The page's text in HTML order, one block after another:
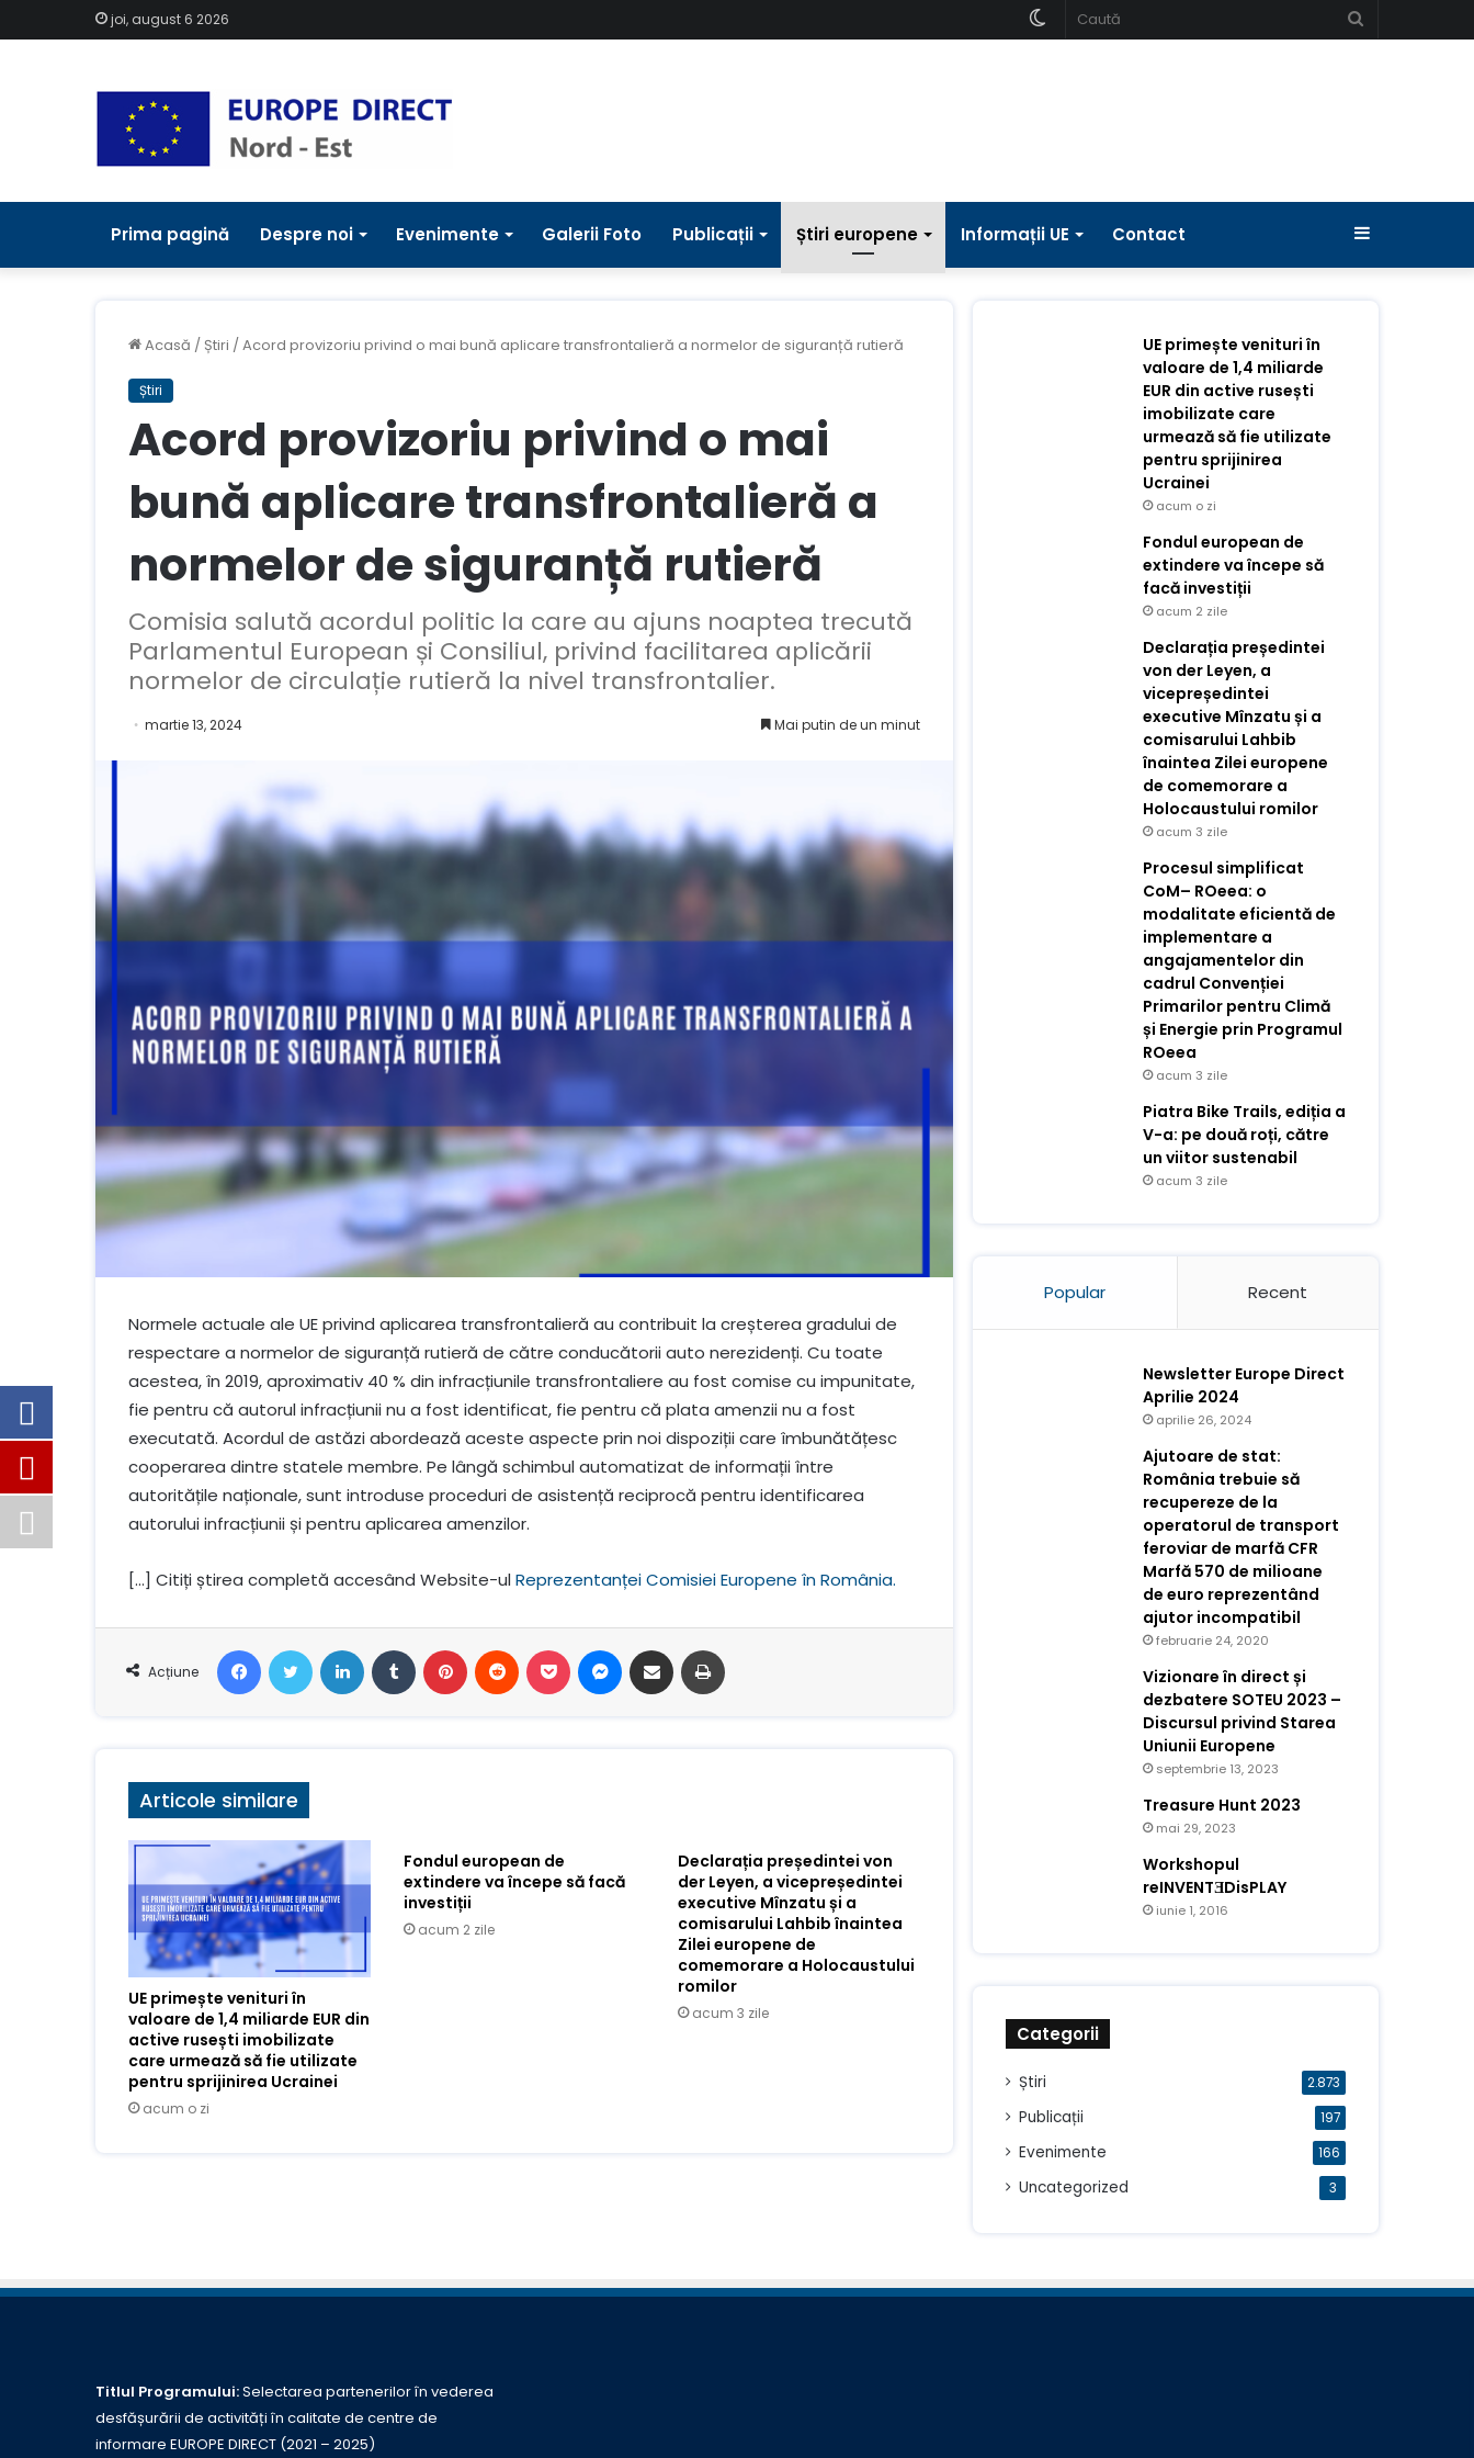
joi, august 6 2026
Schimbați
Prima pagină Despre noi Evenimente Galerii Foto Publicații Știri europene Informații UE Contact Bara
Acasă / Știri /Acord provizoriu privind o mai bună aplicare transfrontalieră a normelor de siguranță rutieră
Știri
Acord provizoriu privind o mai
bună aplicare transfrontalieră a
normelor de siguranță rutieră
Comisia salută acordul politic la care au ajuns noaptea trecută
Parlamentul European și Consiliul, privind facilitarea aplicării
normelor de circulație rutieră la nivel transfrontalier.
martie 13, 2024 Mai putin de un minut
Normele actuale ale UE privind aplicarea transfrontalieră au contribuit la creșterea gradului de
respectare a normelor de siguranță rutieră de către conducătorii auto nerezidenți. Cu toate
acestea, în 2019, aproximativ 40 % din infracțiunile transfrontaliere au fost comise cu impunitate,
fie pentru că autorul infracțiunii nu a fost identificat, fie pentru că plata amenzii nu a fost
executată. Acordul de astăzi abordează aceste aspecte prin noi dispoziții care îmbunătățesc
cooperarea dintre statele membre. Pe lângă schimbul automatizat de informații între
autoritățile naționale, sunt introduse proceduri de asistență reciprocă pentru identificarea
autorului infracțiunii și pentru aplicarea amenzilor.
[…] Citiți știrea completă accesând Website-ulReprezentanței Comisiei Europene în România.
Acțiune
FacebookStare de nervozitateLinkedIn Tumblr Pinterest Reddit Buzunar Mesager Distribuie prin e-mail
Articole similare
UE primește venituri în
valoare de 1,4 miliarde EUR din
active rusești imobilizate
care urmează să fie utilizate
pentru sprijinirea Ucrainei
acum o zi
Fondul european de
extindere va începe să facă
investiții
acum 2 zile
Declarația președintei von
der Leyen, a vicepreședintei
executive Mînzatu și a
comisarului Lahbib înaintea
Zilei europene de
comemorare a Holocaustului
romilor
acum 3 zile
UE primește venituri în
valoare de 1,4 miliarde
EUR din active rusești
imobilizate care
urmează să fie utilizate
pentru sprijinirea
Ucrainei
acum o zi
Fondul european de
extindere va începe să
facă investiții
acum 2 zile
Declarația președintei
von der Leyen, a
vicepreședintei
executive Mînzatu și a
comisarului Lahbib
înaintea Zilei europene
de comemorare a
Holocaustului romilor
acum 3 zile
Procesul simplificat
CoM– ROeea: o
modalitate eficientă de
implementare a
angajamentelor din
cadrul Convenției
Primarilor pentru Climă
și Energie prin Programul
ROeea
acum 3 zile
Piatra Bike Trails, ediția a
V-a: pe două roți, către
un viitor sustenabil
acum 3 zile
Popular Recent
Newsletter Europe Direct
Aprilie 2024
aprilie 26, 2024
Ajutoare de stat:
România trebuie să
recupereze de la
operatorul de transport
feroviar de marfă CFR
Marfă 570 de milioane
de euro reprezentând
ajutor incompatibil
februarie 24, 2020
Vizionare în direct și
dezbatere SOTEU 2023 –
Discursul privind Starea
Uniunii Europene
septembrie 13, 2023
Treasure Hunt 2023
mai 29, 2023
Workshopul
reINVENTƎDisPLAY
iunie 1, 2016
Categorii
Știri 2.873
Publicații 197
Evenimente 166
Uncategorized 3
Titlul Programului:Selectarea partenerilor în vederea
desfășurării de activități în calitate de centre de
informare EUROPE DIRECT (2021 – 2025)